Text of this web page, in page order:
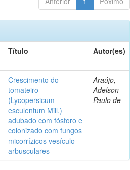
Título Autor(es)
Crescimento do
tomateiro
(Lycopersicum
esculentum Mill.)
adubado com fósforo e
colonizado com fungos
micorrízicos vesículo-
arbusculares
Araújo,
Adelson
Paulo de